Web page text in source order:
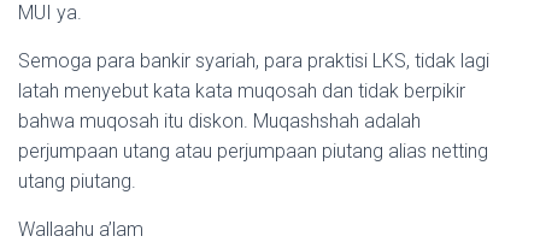
MUI ya.
Semoga para bankir syariah, para praktisi LKS, tidak lagi
latah menyebut kata kata muqosah dan tidak berpikir
bahwa muqosah itu diskon. Muqashshah adalah
perjumpaan utang atau perjumpaan piutang alias netting
utang piutang.
Wallaahu a’lam